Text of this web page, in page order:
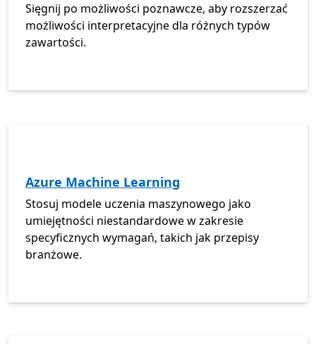
Sięgnij po możliwości poznawcze, aby rozszerzać
możliwości interpretacyjne dla różnych typów
zawartości.
Azure Machine Learning
Stosuj modele uczenia maszynowego jako
umiejętności niestandardowe w zakresie
specyficznych wymagań, takich jak przepisy
branżowe.